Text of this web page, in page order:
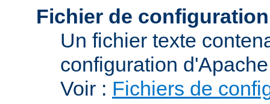
Fichier de
Un fichier texte
configuration
Voir : Fichiers de